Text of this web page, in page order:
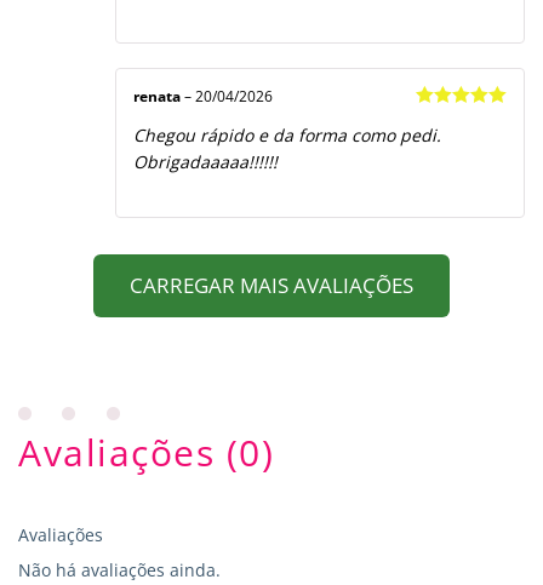
de 5
renata – 20/04/2026
Chegou rápido e da forma como pedi.
Obrigadaaaaa!!!!!!
CARREGAR MAIS AVALIAÇÕES
Avaliações (0)
Avaliações
Não há avaliações ainda.